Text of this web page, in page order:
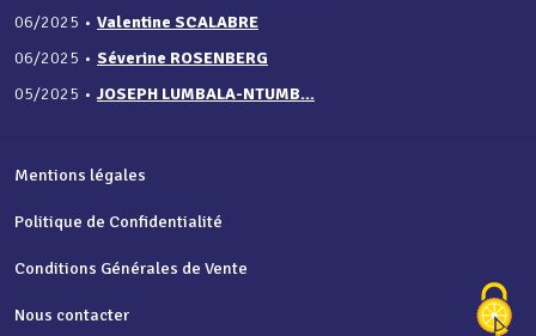
06/2025 • Valentine SCALABRE
06/2025 • Séverine ROSENBERG
05/2025 • JOSEPH LUMBALA-NTUMB...
Mentions légales
Politique de Confidentialité
Conditions Générales de Vente
Nous contacter